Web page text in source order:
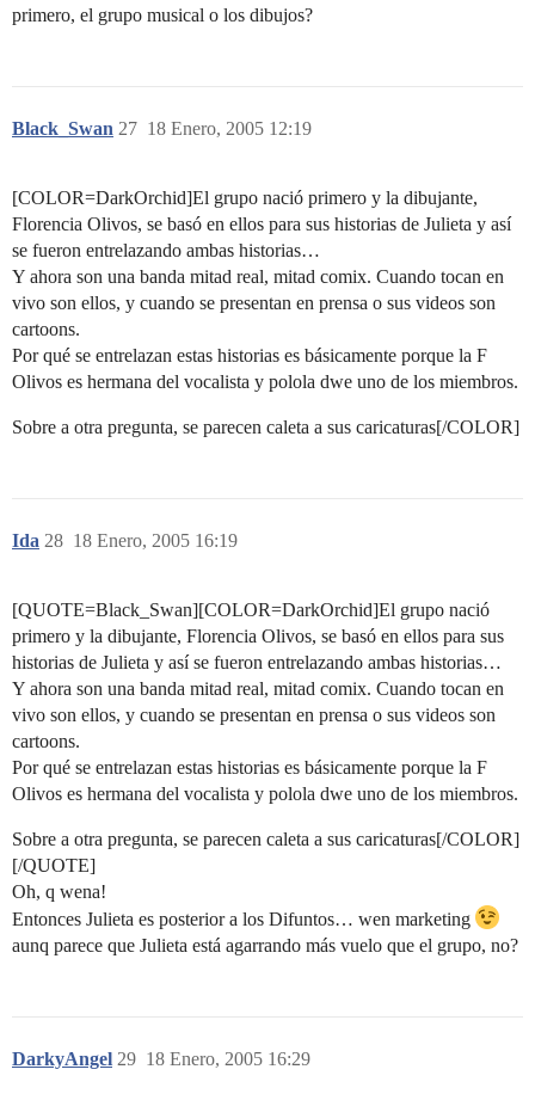
primero, el grupo musical o los dibujos?
Black_Swan 18 Enero, 2005 12:19
27
[COLOR=DarkOrchid]El grupo nació primero y la dibujante,
Florencia Olivos, se basó en ellos para sus historias de Julieta y así
se fueron entrelazando ambas historias…
Y ahora son una banda mitad real, mitad comix. Cuando tocan en
vivo son ellos, y cuando se presentan en prensa o sus videos son
cartoons.
Por qué se entrelazan estas historias es básicamente porque la F
Olivos es hermana del vocalista y polola dwe uno de los miembros.
Sobre a otra pregunta, se parecen caleta a sus caricaturas[/COLOR]
Ida 18 Enero, 2005 16:19
28
[QUOTE=Black_Swan][COLOR=DarkOrchid]El grupo nació
primero y la dibujante, Florencia Olivos, se basó en ellos para sus
historias de Julieta y así se fueron entrelazando ambas historias…
Y ahora son una banda mitad real, mitad comix. Cuando tocan en
vivo son ellos, y cuando se presentan en prensa o sus videos son
cartoons.
Por qué se entrelazan estas historias es básicamente porque la F
Olivos es hermana del vocalista y polola dwe uno de los miembros.
Sobre a otra pregunta, se parecen caleta a sus caricaturas[/COLOR]
[/QUOTE]
Oh, q wena!
Entonces Julieta es posterior a los Difuntos… wen marketing
aunq parece que Julieta está agarrando más vuelo que el grupo, no?
DarkyAngel 18 Enero, 2005 16:29
29